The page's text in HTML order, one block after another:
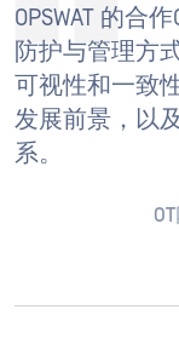
OPSWAT 的合
防护与管理方
可视性和一致
发展前景，以
系。